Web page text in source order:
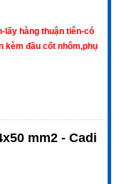
lấy hàng thuận tiên-có
kèm đầu cốt nhôm,phụ
mm2 - Cadi